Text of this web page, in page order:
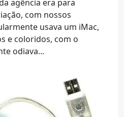
agência era para
com nossos
usava um iMac,
e coloridos, com o
odiava...